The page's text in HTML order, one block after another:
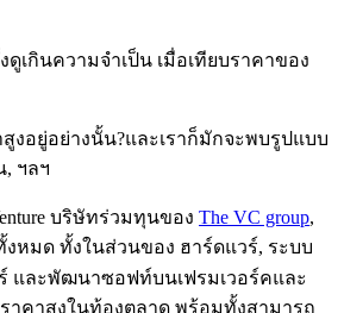
เกินความจำเป็น เมื่อเทียบราคาของ
อยู่อย่างนั้น?และเราก็มักจะพบรูปแบบ
, ฯลฯ
บริษัทร่วมทุนของ The VC group,
งหมด ทั้งในส่วนของ ฮาร์ดแวร์, ระบบ
และพัฒนาซอฟท์บนเฟรมเวอร์คและ
าคาสูงในท้องตลาด พร้อมทั้งสามารถ